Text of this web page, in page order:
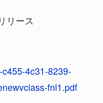
リース
4c31-8239-
fnl1.pdf